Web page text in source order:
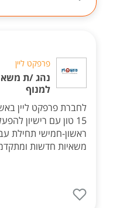
פרפקט ליין
למנוף
לחברת פרפקט ליין
15 טון עם רישיון
ראשון-חמישי תחילת
משאיות חדשות